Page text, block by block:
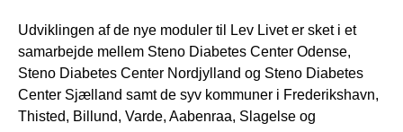
Udviklingen af de nye moduler til Lev Livet er sket i et
samarbejde mellem Steno Diabetes Center Odense,
Steno Diabetes Center Nordjylland og Steno Diabetes
Center Sjælland samt de syv kommuner i Frederikshavn,
Thisted, Billund, Varde, Aabenraa, Slagelse og